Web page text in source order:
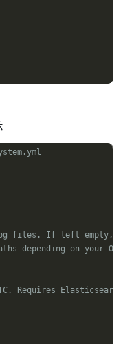
files. If left empty,
depending on your OS.
Requires Elasticsearch